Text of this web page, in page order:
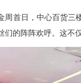
化趋势明显，这
能是生硬的说教